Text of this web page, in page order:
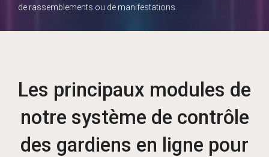
de rassemblements ou de manifestations.
Les principaux modules de
notre système de contrôle
des gardiens en ligne pour